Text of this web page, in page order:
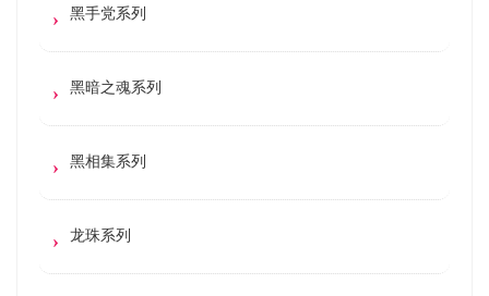
黑手党系列
黑暗之魂系列
黑相集系列
龙珠系列